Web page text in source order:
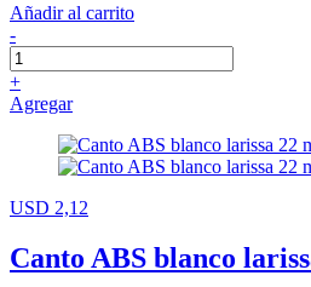
Añadir al carrito
-
+
Agregar
USD 2,12
Canto ABS blanco